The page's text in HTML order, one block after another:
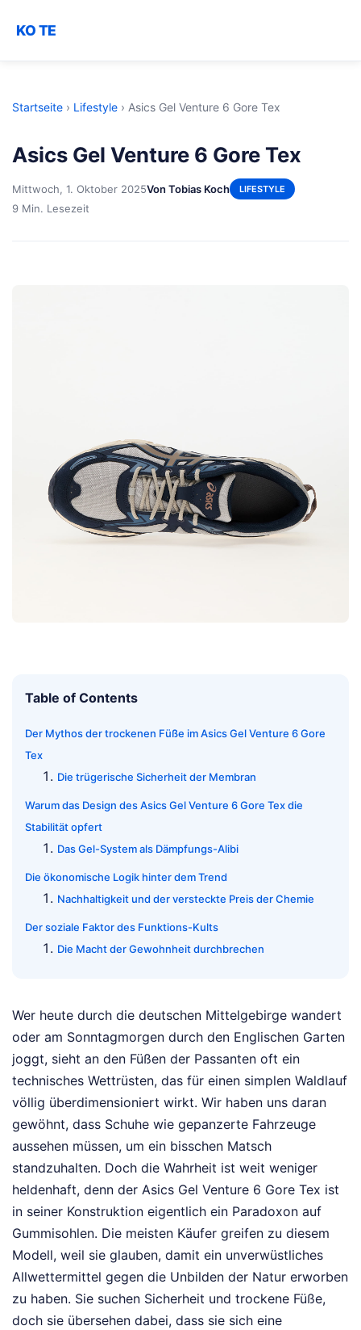
KO TE
Startseite › Lifestyle › Asics Gel Venture 6 Gore Tex
Asics Gel Venture 6 Gore Tex
Mittwoch, 1. Oktober 2025Von Tobias Koch LIFESTYLE
9 Min. Lesezeit
Table of Contents
Der Mythos der trockenen Füße im Asics Gel Venture 6 Gore
Tex
Die trügerische Sicherheit der Membran
Warum das Design des Asics Gel Venture 6 Gore Tex die
Stabilität opfert
Das Gel-System als Dämpfungs-Alibi
Die ökonomische Logik hinter dem Trend
Nachhaltigkeit und der versteckte Preis der Chemie
Der soziale Faktor des Funktions-Kults
Die Macht der Gewohnheit durchbrechen
Wer heute durch die deutschen Mittelgebirge wandert
oder am Sonntagmorgen durch den Englischen Garten
joggt, sieht an den Füßen der Passanten oft ein
technisches Wettrüsten, das für einen simplen Waldlauf
völlig überdimensioniert wirkt. Wir haben uns daran
gewöhnt, dass Schuhe wie gepanzerte Fahrzeuge
aussehen müssen, um ein bisschen Matsch
standzuhalten. Doch die Wahrheit ist weit weniger
heldenhaft, denn der Asics Gel Venture 6 Gore Tex ist
in seiner Konstruktion eigentlich ein Paradoxon auf
Gummisohlen. Die meisten Käufer greifen zu diesem
Modell, weil sie glauben, damit ein unverwüstliches
Allwettermittel gegen die Unbilden der Natur erworben
zu haben. Sie suchen Sicherheit und trockene Füße,
doch sie übersehen dabei, dass sie sich eine